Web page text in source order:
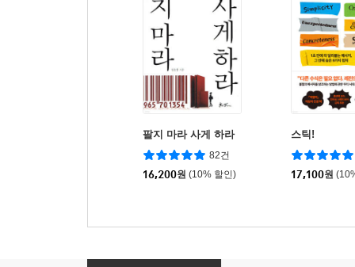
팔지 마라 사게 하라
82건
16,200원 (10% 할인)
스틱!
17,100원